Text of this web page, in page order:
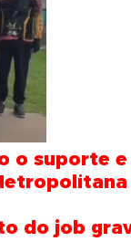
o suporte
do job